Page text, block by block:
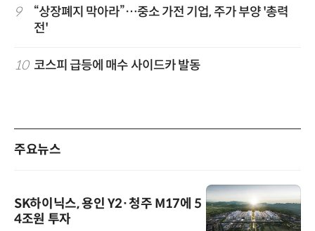
9
“상장폐지 막아라”…중소 가전 기업, 주가 부양 '총력
전'
10 코스피 급등에 매수 사이드카 발동
주요뉴스
SK하이닉스, 용인 Y2·청주 M17에 5
4조원 투자